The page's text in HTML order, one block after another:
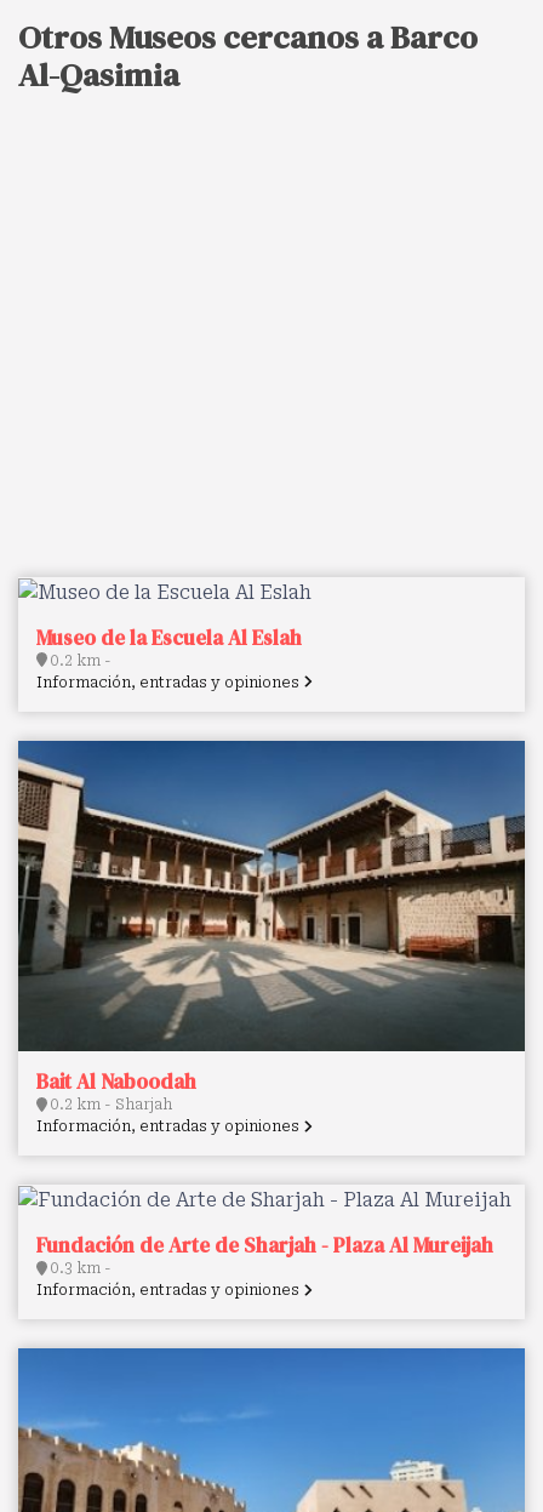
Otros Museos cercanos a Barco
Al-Qasimia
Museo de la Escuela Al Eslah
0.2 km -
Información, entradas y opiniones
Bait Al Naboodah
0.2 km - Sharjah
Información, entradas y opiniones
Fundación de Arte de Sharjah - Plaza Al Mureijah
0.3 km -
Información, entradas y opiniones